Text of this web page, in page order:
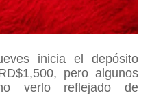
inicia el depósito
pero algunos
verlo reflejado de